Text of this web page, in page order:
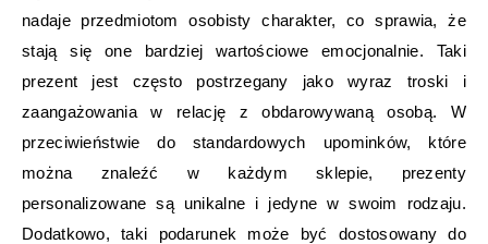
nadaje przedmiotom osobisty charakter, co sprawia, że
stają się one bardziej wartościowe emocjonalnie. Taki
prezent jest często postrzegany jako wyraz troski i
zaangażowania w relację z obdarowywaną osobą. W
przeciwieństwie do standardowych upominków, które
można znaleźć w każdym sklepie, prezenty
personalizowane są unikalne i jedyne w swoim rodzaju.
Dodatkowo, taki podarunek może być dostosowany do